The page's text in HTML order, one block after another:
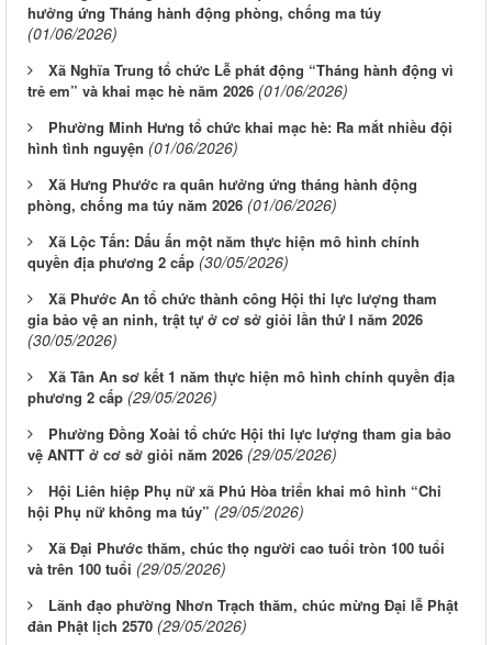
hưởng ứng Tháng hành động phòng, chống ma túy
(01/06/2026)
Xã Nghĩa Trung tổ chức Lễ phát động “Tháng hành động vì
trẻ em” và khai mạc hè năm 2026 (01/06/2026)
Phường Minh Hưng tổ chức khai mạc hè: Ra mắt nhiều đội
hình tình nguyện (01/06/2026)
Xã Hưng Phước ra quân hưởng ứng tháng hành động
phòng, chống ma túy năm 2026 (01/06/2026)
Xã Lộc Tấn: Dấu ấn một năm thực hiện mô hình chính
quyền địa phương 2 cấp (30/05/2026)
Xã Phước An tổ chức thành công Hội thi lực lượng tham
gia bảo vệ an ninh, trật tự ở cơ sở giỏi lần thứ I năm 2026
(30/05/2026)
Xã Tân An sơ kết 1 năm thực hiện mô hình chính quyền địa
phương 2 cấp (29/05/2026)
Phường Đồng Xoài tổ chức Hội thi lực lượng tham gia bảo
vệ ANTT ở cơ sở giỏi năm 2026 (29/05/2026)
Hội Liên hiệp Phụ nữ xã Phú Hòa triển khai mô hình “Chi
hội Phụ nữ không ma túy” (29/05/2026)
Xã Đại Phước thăm, chúc thọ người cao tuổi tròn 100 tuổi
và trên 100 tuổi (29/05/2026)
Lãnh đạo phường Nhơn Trạch thăm, chúc mừng Đại lễ Phật
đản Phật lịch 2570 (29/05/2026)